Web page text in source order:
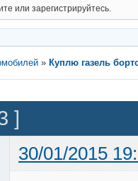
или зарегистрируйтесь.
» Куплю газель
]
30/01/2015